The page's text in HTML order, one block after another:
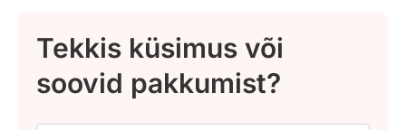
Tekkis küsimus või
soovid pakkumist?